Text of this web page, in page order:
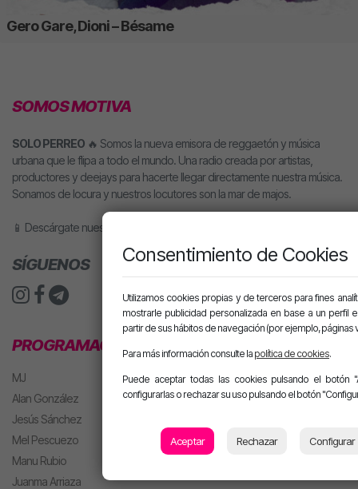
Gero Gare, Dioni – Bésame
SOMOS MOTIVA
SOLO PERREO 🔥 Somos la nueva emisora de reggaetón y música
urbana que le flipa a todo el mundo. Una radio creada por artistas,
productores y deejays para hacerte llegar directamente nuestra música.
Sonamos de locura y nuestros locutores son la mar de majos.
📱 Descárgate nuestra app o pídele motiva a tu altavoz inteligente.
SÍGUENOS
PROGRAMACIÓN
MJ
Alan González
Jesús Sánchez
Mel Pescuezo
Manu Rubio
Juanma Arriaza
Consentimiento de Cookies
Utilizamos cookies propias y de terceros para fines
mostrarle publicidad personalizada en base a un perfil
partir de sus hábitos de navegación (por ejemplo, páginas
Para más información consulte la política de cookies.
Puede aceptar todas las cookies pulsando el botón
configurarlas o rechazar su uso pulsando el botón
Aceptar Rechazar Configurar